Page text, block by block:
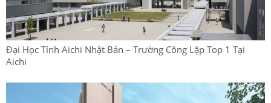
Đại Học Tỉnh Aichi Nhật Bản – Trường Công Lập Top 1 Tại
Aichi